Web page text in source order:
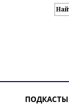
ПОДКАСТЫ